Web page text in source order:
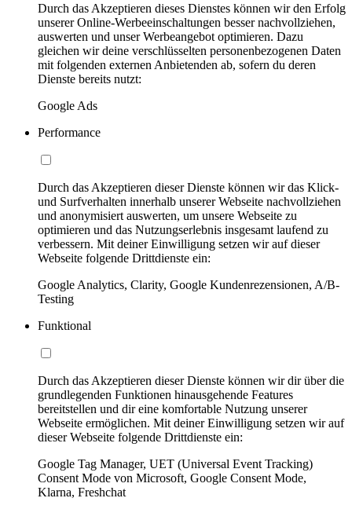
Durch das Akzeptieren dieses Dienstes können wir den Erfolg
unserer Online-Werbeeinschaltungen besser nachvollziehen,
auswerten und unser Werbeangebot optimieren. Dazu
gleichen wir deine verschlüsselten personenbezogenen Daten
mit folgenden externen Anbietenden ab, sofern du deren
Dienste bereits nutzt:
Google Ads
Performance
Durch das Akzeptieren dieser Dienste können wir das Klick-
und Surfverhalten innerhalb unserer Webseite nachvollziehen
und anonymisiert auswerten, um unsere Webseite zu
optimieren und das Nutzungserlebnis insgesamt laufend zu
verbessern. Mit deiner Einwilligung setzen wir auf dieser
Webseite folgende Drittdienste ein:
Google Analytics, Clarity, Google Kundenrezensionen, A/B-
Testing
Funktional
Durch das Akzeptieren dieser Dienste können wir dir über die
grundlegenden Funktionen hinausgehende Features
bereitstellen und dir eine komfortable Nutzung unserer
Webseite ermöglichen. Mit deiner Einwilligung setzen wir auf
dieser Webseite folgende Drittdienste ein:
Google Tag Manager, UET (Universal Event Tracking)
Consent Mode von Microsoft, Google Consent Mode,
Klarna, Freshchat